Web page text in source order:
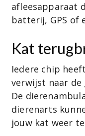
afleesapparaat
batterij, GPS of
Kat
Iedere chip
verwijst naar de
De
dierenarts
jouw kat weer